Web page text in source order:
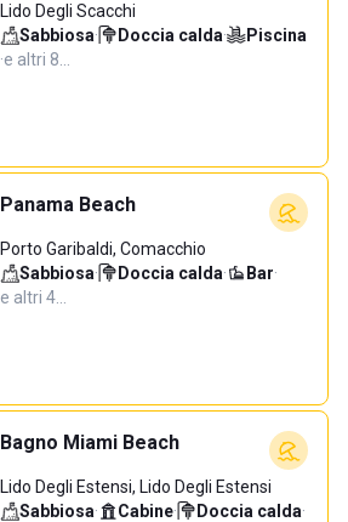
Lido Degli Scacchi
Sabbiosa· Doccia calda·
Piscina
·e altri 8…
Panama Beach
Porto Garibaldi, Comacchio
Sabbiosa· Doccia calda· Bar·
e altri 4…
Bagno Miami Beach
Lido Degli Estensi, Lido Degli Estensi
Sabbiosa· Cabine· Doccia calda·